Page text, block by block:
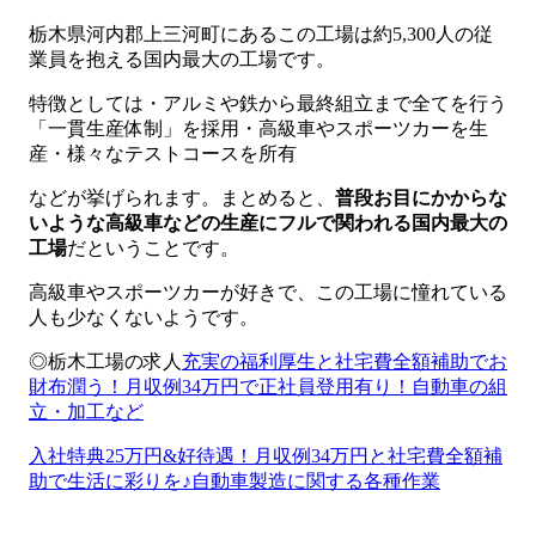
栃木県河内郡上三河町にあるこの工場は約5,300人の従
業員を抱える国内最大の工場です。
特徴としては・アルミや鉄から最終組立まで全てを行う
「一貫生産体制」を採用・高級車やスポーツカーを生
産・様々なテストコースを所有
などが挙げられます。まとめると、 普段お目にかからな
いような高級車などの生産にフルで関われる国内最大の
工場だということです。
高級車やスポーツカーが好きで、この工場に憧れている
人も少なくないようです。
◎栃木工場の求人 充実の福利厚生と社宅費全額補助でお
財布潤う！月収例34万円で正社員登用有り！自動車の組
立・加工など
入社特典25万円&好待遇！月収例34万円と社宅費全額補
助で生活に彩りを♪自動車製造に関する各種作業